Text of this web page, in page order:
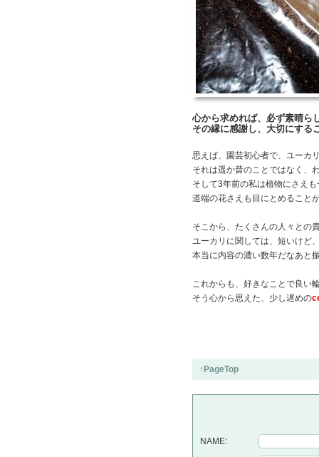
心から求めれば、必ず素晴ら
その縁に感謝し、大切にする
思えば、園芸初心者で、ユーカ
それは遥か昔のことではなく、
そして3年前の私は植物にさえ
道端の花さえも目にとめること
そこから、たくさんの人々との
ユーカリに関しては、短いけど
本当に内容の濃い数年だなあと
これからも、好きなことで良い
そう心から思えた、少し遅めの
↑PageTop
NAME: